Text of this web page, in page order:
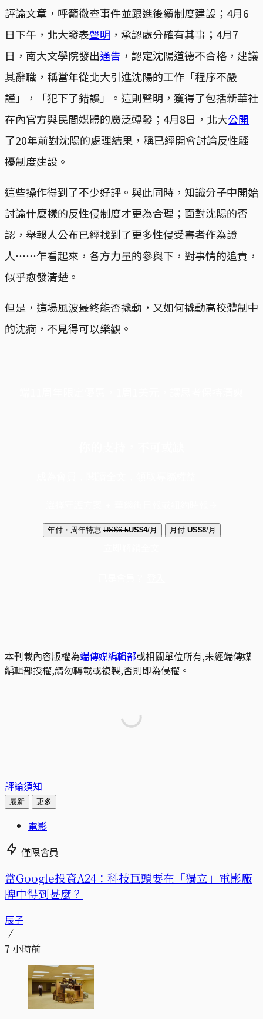
評論文章，呼籲徹查事件並跟進後續制度建設；4月6
日下午，北大發表聲明 ，承認處分確有其事；4月7
日，南大文學院發出通告 ，認定沈陽道德不合格，建議
其辭職，稱當年從北大引進沈陽的工作「程序不嚴
謹」，「犯下了錯誤」。這則聲明，獲得了包括新華社
在內官方與民間媒體的廣泛轉發；4月8日，北大公開
了20年前對沈陽的處理結果，稱已經開會討論反性騷
擾制度建設。
這些操作得到了不少好評。與此同時，知識分子中開始
討論什麼樣的反性侵制度才更為合理；面對沈陽的否
認，舉報人公布已經找到了更多性侵受害者作為證
人⋯⋯乍看起來，各方力量的參與下，對事情的追責，
似乎愈發清楚。
但是，這場風波最終能否撬動，又如何撬動高校體制中
的沈痾，不見得可以樂觀。
年付・周年特惠 US$6.5US$4/月 月付 US$8/月
本刊載內容版權為端傳媒編輯部或相關單位所有,未經端傳媒
編輯部授權,請勿轉載或複製,否則即為侵權。
評論須知
最新 更多
電影
僅限會員
當Google投資A24：科技巨頭要在「獨立」電影廠
牌中得到甚麼？
辰子
7 小時前